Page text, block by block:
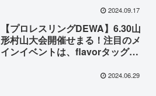
2024.09.17
【プロレスリングDEWA】6.30山
形村山大会開催せまる！注目のメ
インイベントは、flavorタッグ選
2024.06.29